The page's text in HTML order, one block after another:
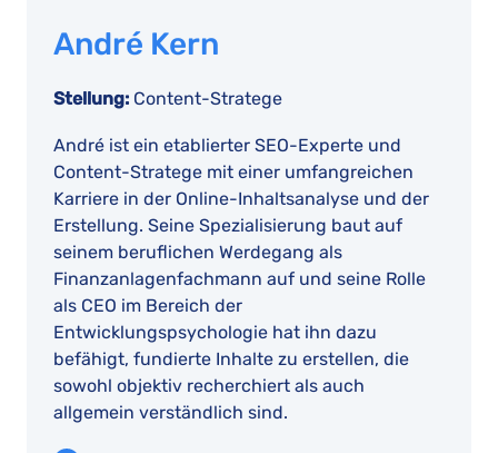
André Kern
Stellung: Content-Stratege
André ist ein etablierter SEO-Experte und
Content-Stratege mit einer umfangreichen
Karriere in der Online-Inhaltsanalyse und der
Erstellung. Seine Spezialisierung baut auf
seinem beruflichen Werdegang als
Finanzanlagenfachmann auf und seine Rolle
als CEO im Bereich der
Entwicklungspsychologie hat ihn dazu
befähigt, fundierte Inhalte zu erstellen, die
sowohl objektiv recherchiert als auch
allgemein verständlich sind.